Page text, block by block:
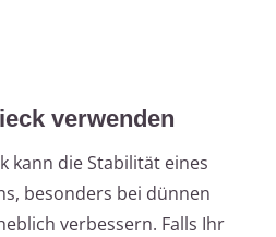
verwenden
kann die Stabilität eines
besonders bei dünnen
verbessern. Falls Ihr